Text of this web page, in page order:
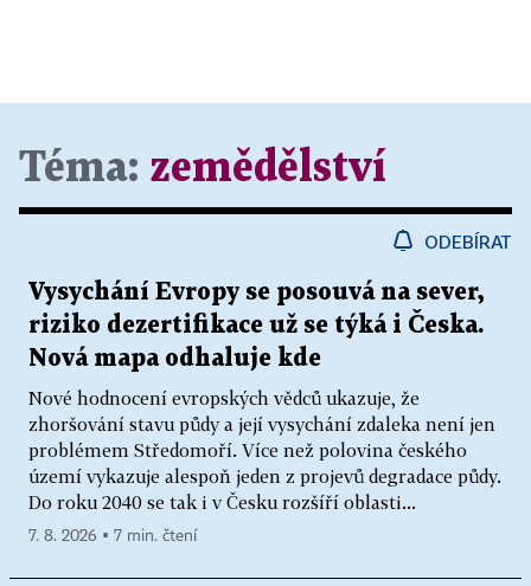
Téma: zemědělství
ODEBÍRAT
Vysychání Evropy se posouvá na sever,
riziko dezertifikace už se týká i Česka.
Nová mapa odhaluje kde
Nové hodnocení evropských vědců ukazuje, že
zhoršování stavu půdy a její vysychání zdaleka není jen
problémem Středomoří. Více než polovina českého
území vykazuje alespoň jeden z projevů degradace půdy.
Do roku 2040 se tak i v Česku rozšíří oblasti...
7. 8. 2026 ▪ 7 min. čtení